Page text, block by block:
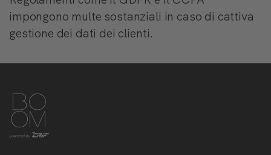
impongono multe sostanziali in caso di cattiva
gestione dei dati dei clienti.